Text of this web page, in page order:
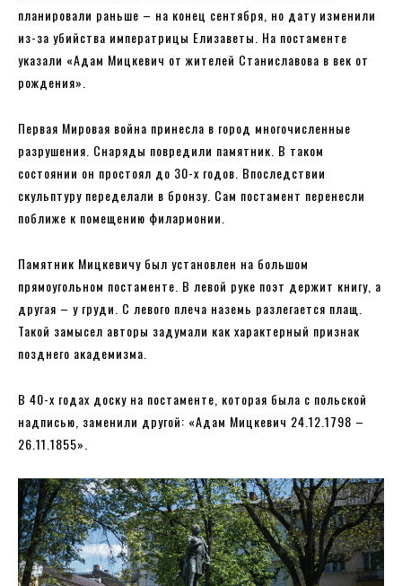
планировали раньше – на конец сентября, но дату изменили
из-за убийства императрицы Елизаветы. На постаменте
указали «Адам Мицкевич от жителей Станиславова в век от
рождения».
Первая Мировая война принесла в город многочисленные
разрушения. Снаряды повредили памятник. В таком
состоянии он простоял до 30-х годов. Впоследствии
скульптуру переделали в бронзу. Сам постамент перенесли
поближе к помещению филармонии.
Памятник Мицкевичу был установлен на большом
прямоугольном постаменте. В левой руке поэт держит книгу, а
другая – у груди. С левого плеча наземь разлегается плащ.
Такой замысел авторы задумали как характерный признак
позднего академизма.
В 40-х годах доску на постаменте, которая была с польской
надписью, заменили другой: «Адам Мицкевич 24.12.1798 –
26.11.1855».